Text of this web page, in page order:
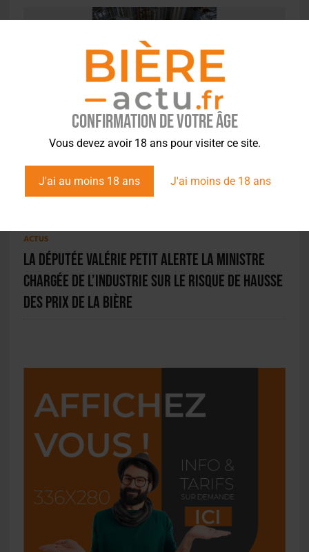
Confirmation de votre âge
Vous devez avoir 18 ans pour visiter ce site.
J'ai au moins 18 ans J'ai moins de 18 ans
1 brasserie sur 10 menacée de fermeture en
2023 [ÉTUDE]
ACTUS
La députée Valérie Petit alerte la ministre
chargée de l’Industrie sur le risque de hausse
des prix de la bière